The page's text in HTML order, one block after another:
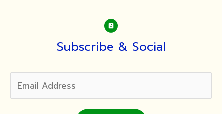
จำลอง
พระ
Subscribe & Social